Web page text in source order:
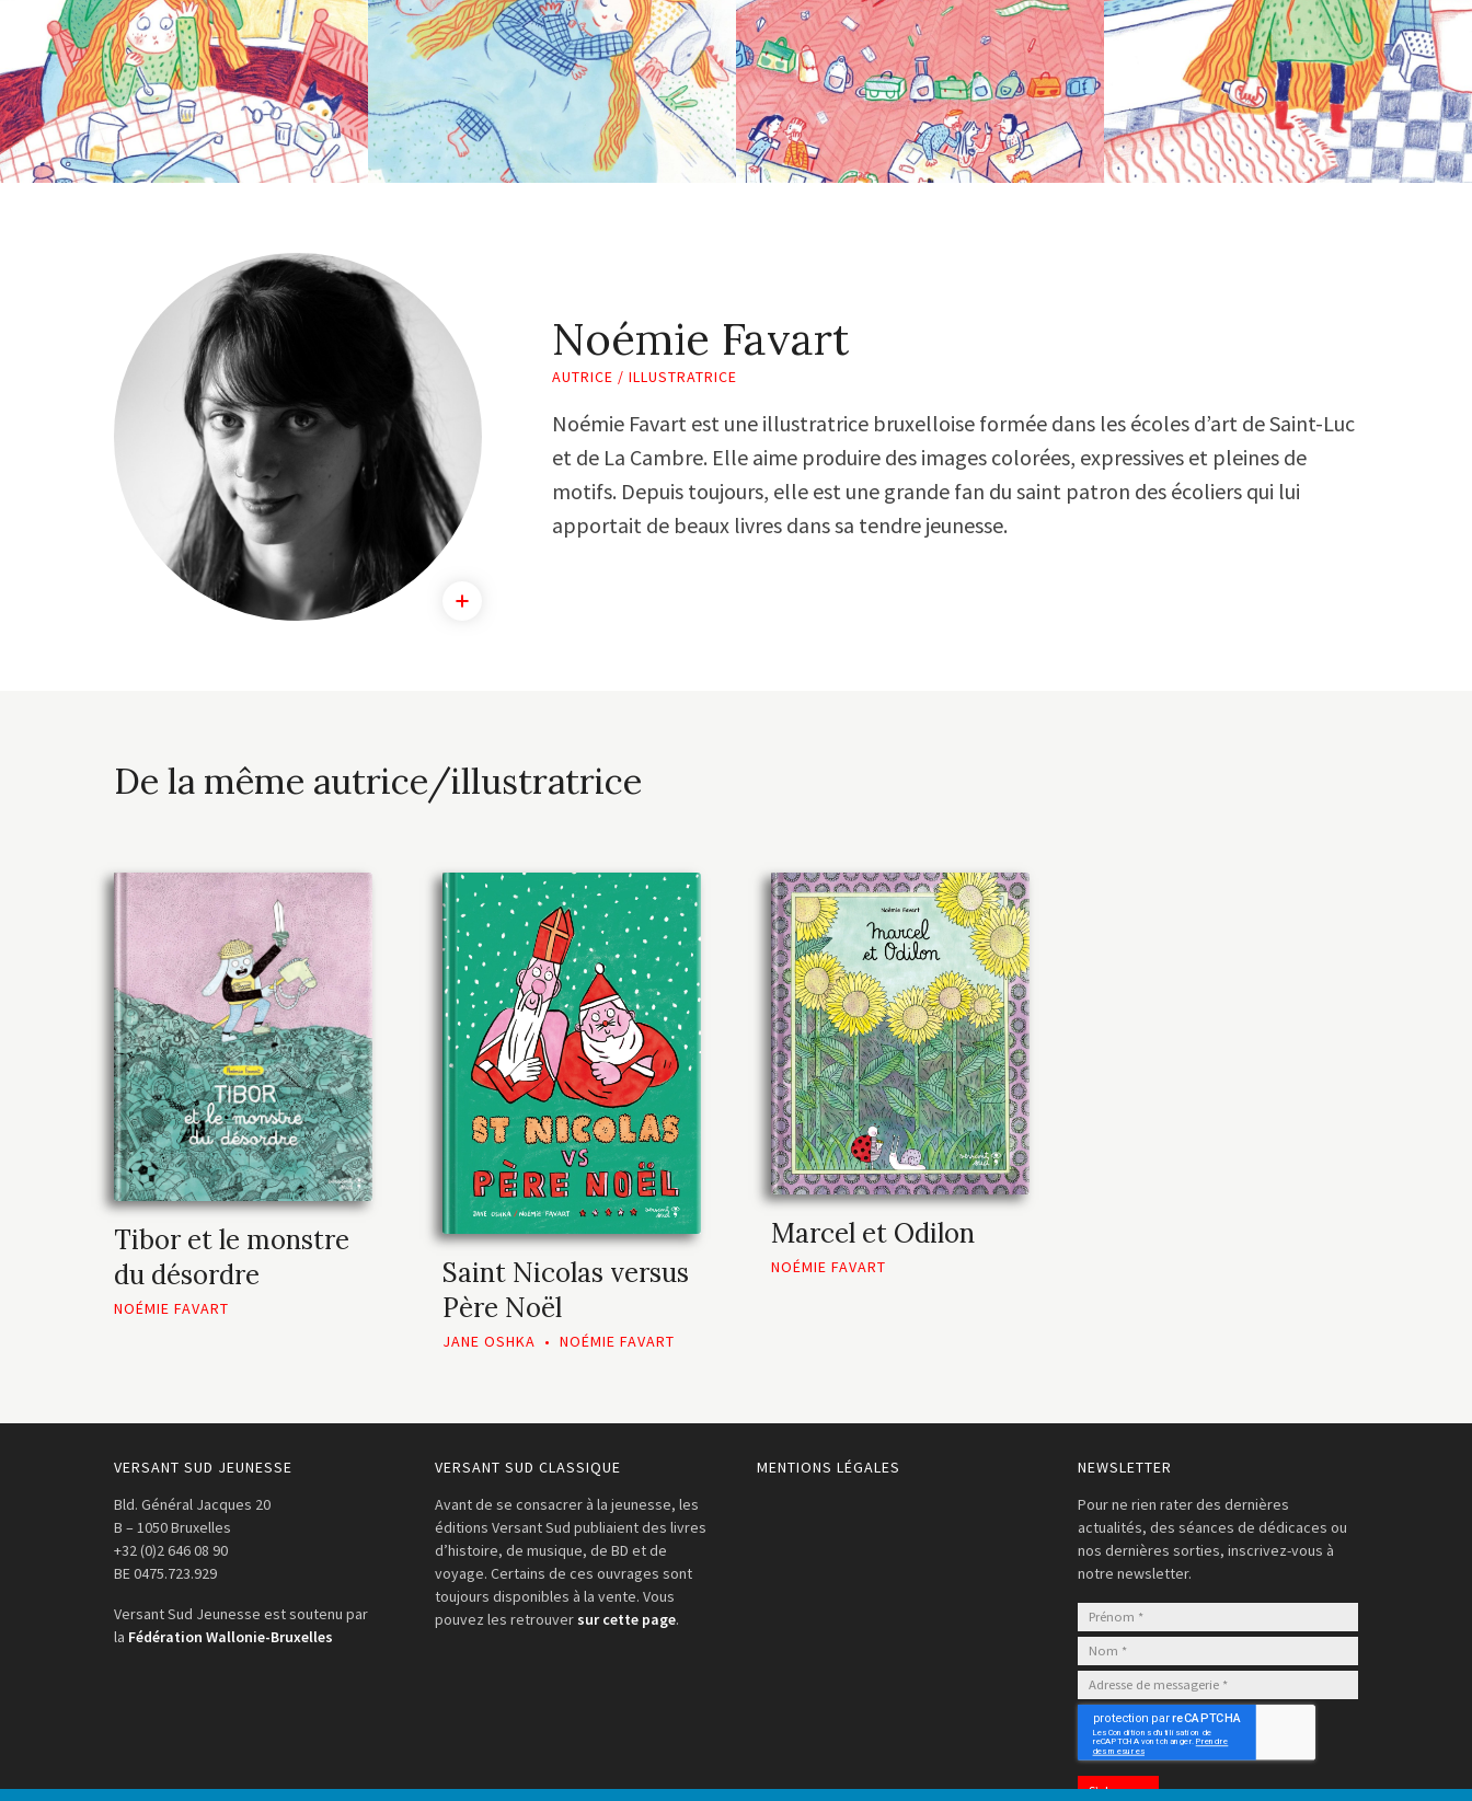
Noémie Favart
AUTRICE / ILLUSTRATRICE
Noémie Favart est une illustratrice bruxelloise formée dans les écoles d’art de Saint-Luc
et de La Cambre. Elle aime produire des images colorées, expressives et pleines de
motifs. Depuis toujours, elle est une grande fan du saint patron des écoliers qui lui
apportait de beaux livres dans sa tendre jeunesse.
De la même autrice/illustratrice
Tibor et le monstre
du désordre
NOÉMIE FAVART
Saint Nicolas versus
Père Noël
JANE OSHKA • NOÉMIE FAVART
Marcel et Odilon
NOÉMIE FAVART
VERSANT SUD JEUNESSE
Bld. Général Jacques 20
B – 1050 Bruxelles
+32 (0)2 646 08 90
BE 0475.723.929
Versant Sud Jeunesse est soutenu par
la Fédération Wallonie-Bruxelles
VERSANT SUD CLASSIQUE
Avant de se consacrer à la jeunesse, les
éditions Versant Sud publiaient des livres
d’histoire, de musique, de BD et de
voyage. Certains de ces ouvrages sont
toujours disponibles à la vente. Vous
pouvez les retrouver sur cette page.
MENTIONS LÉGALES
NEWSLETTER
Pour ne rien rater des dernières
actualités, des séances de dédicaces ou
nos dernières sorties, inscrivez-vous à
notre newsletter.
S’abonner